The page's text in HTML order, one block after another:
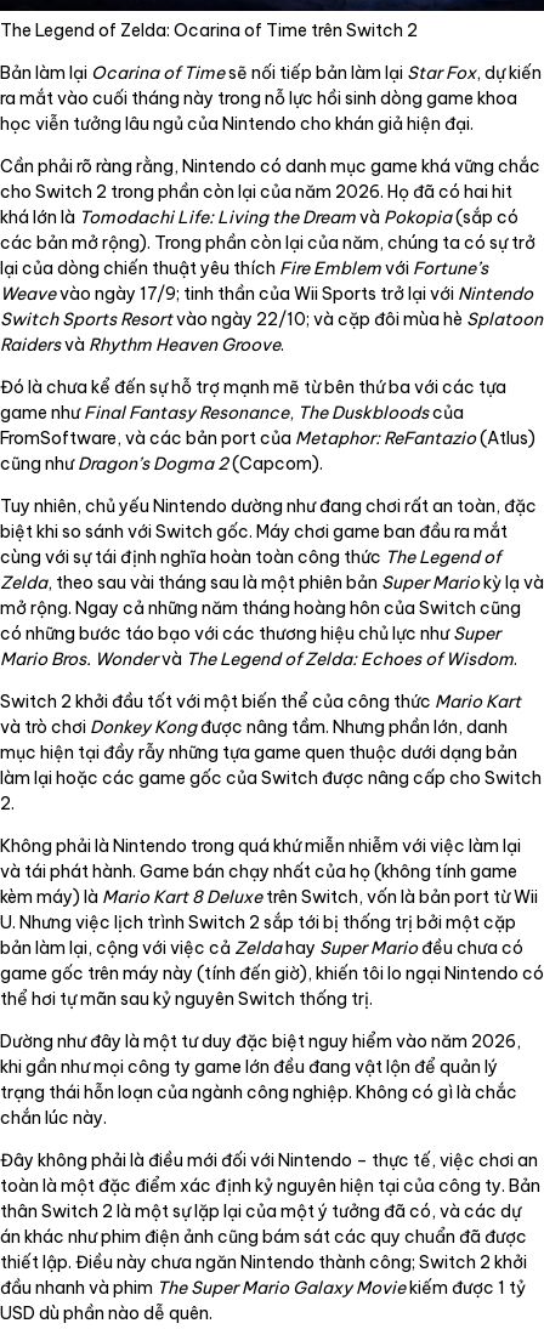
The Legend of Zelda: Ocarina of Time trên Switch 2
Bản làm lại Ocarina of Timesẽ nối tiếp bản làm lại Star Fox, dự kiến
ra mắt vào cuối tháng này trong nỗ lực hồi sinh dòng game khoa
học viễn tưởng lâu ngủ của Nintendo cho khán giả hiện đại.
Cần phải rõ ràng rằng, Nintendo có danh mục game khá vững chắc
cho Switch 2 trong phần còn lại của năm 2026. Họ đã có hai hit
khá lớn là Tomodachi Life: Living the Dreamvà Pokopia(sắp có
các bản mở rộng). Trong phần còn lại của năm, chúng ta có sự trở
lại của dòng chiến thuật yêu thích Fire Emblemvới Fortune’s
Weavevào ngày 17/9; tinh thần của Wii Sports trở lại với Nintendo
Switch Sports Resortvào ngày 22/10; và cặp đôi mùa hè Splatoon
Raidersvà Rhythm Heaven Groove.
Đó là chưa kể đến sự hỗ trợ mạnh mẽ từ bên thứ ba với các tựa
game nhưFinal Fantasy Resonance, The Duskbloodscủa
FromSoftware, và các bản port của Metaphor: ReFantazio(Atlus)
cũng nhưDragon’s Dogma 2(Capcom).
Tuy nhiên, chủ yếu Nintendo dường như đang chơi rất an toàn, đặc
biệt khi so sánh với Switch gốc. Máy chơi game ban đầu ra mắt
cùng với sự tái định nghĩa hoàn toàn công thức The Legend of
Zelda, theo sau vài tháng sau là một phiên bản Super Mariokỳ lạ và
mở rộng. Ngay cả những năm tháng hoàng hôn của Switch cũng
có những bước táo bạo với các thương hiệu chủ lực nhưSuper
Mario Bros. Wondervà The Legend of Zelda: Echoes of Wisdom.
Switch 2 khởi đầu tốt với một biến thể của công thức Mario Kart
và trò chơi Donkey Kongđược nâng tầm. Nhưng phần lớn, danh
mục hiện tại đầy rẫy những tựa game quen thuộc dưới dạng bản
làm lại hoặc các game gốc của Switch được nâng cấp cho Switch
2.
Không phải là Nintendo trong quá khứ miễn nhiễm với việc làm lại
và tái phát hành. Game bán chạy nhất của họ (không tính game
kèm máy) là Mario Kart 8 Deluxetrên Switch, vốn là bản port từ Wii
U. Nhưng việc lịch trình Switch 2 sắp tới bị thống trị bởi một cặp
bản làm lại, cộng với việc cả Zeldahay Super Mariođều chưa có
game gốc trên máy này (tính đến giờ), khiến tôi lo ngại Nintendo có
thể hơi tự mãn sau kỷ nguyên Switch thống trị.
Dường như đây là một tư duy đặc biệt nguy hiểm vào năm 2026,
khi gần như mọi công ty game lớn đều đang vật lộn để quản lý
trạng thái hỗn loạn của ngành công nghiệp. Không có gì là chắc
chắn lúc này.
Đây không phải là điều mới đối với Nintendo – thực tế, việc chơi an
toàn là một đặc điểm xác định kỷ nguyên hiện tại của công ty. Bản
thân Switch 2 là một sự lặp lại của một ý tưởng đã có, và các dự
án khác như phim điện ảnh cũng bám sát các quy chuẩn đã được
thiết lập. Điều này chưa ngăn Nintendo thành công; Switch 2 khởi
đầu nhanh và phim The Super Mario Galaxy Moviekiếm được 1 tỷ
USD dù phần nào dễ quên.